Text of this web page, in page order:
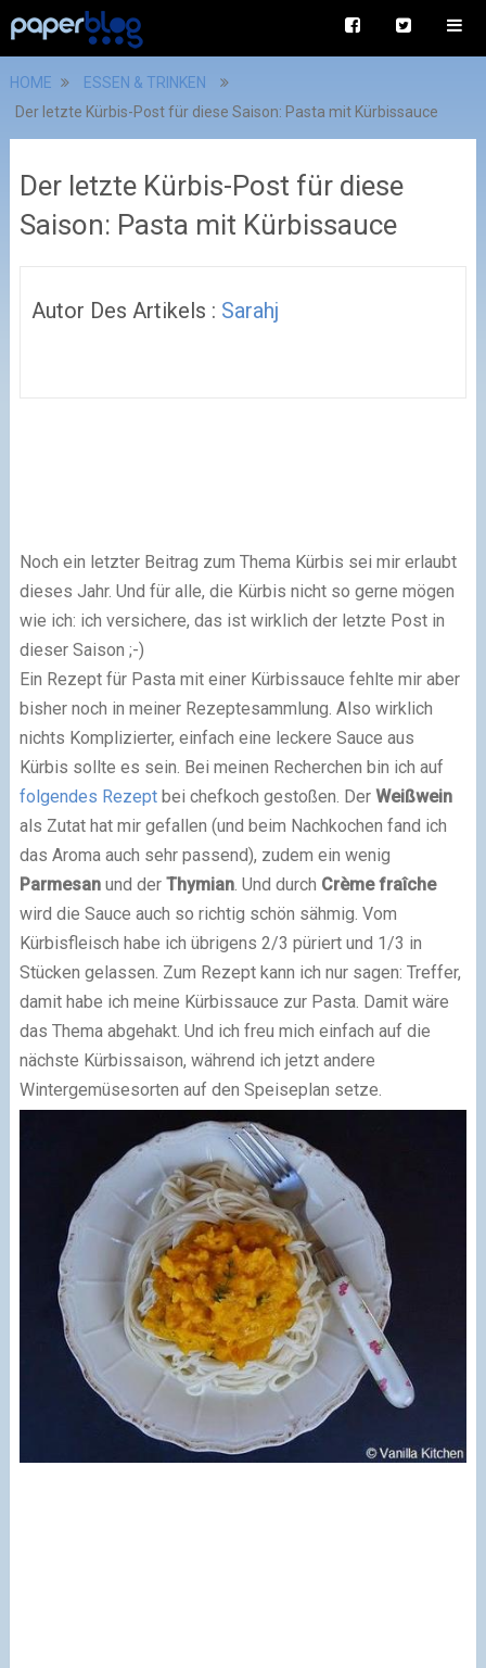
HOME
ESSEN & TRINKEN
Der letzte Kürbis-Post für diese Saison: Pasta mit Kürbissauce
Der letzte Kürbis-Post für diese
Saison: Pasta mit Kürbissauce
Autor Des Artikels : Sarahj
Noch ein letzter Beitrag zum Thema Kürbis sei mir erlaubt
dieses Jahr. Und für alle, die Kürbis nicht so gerne mögen
wie ich: ich versichere, das ist wirklich der letzte Post in
dieser Saison ;-)
Ein Rezept für Pasta mit einer Kürbissauce fehlte mir aber
bisher noch in meiner Rezeptesammlung. Also wirklich
nichts Komplizierter, einfach eine leckere Sauce aus
Kürbis sollte es sein. Bei meinen Recherchen bin ich auf
folgendes Rezeptbei chefkoch gestoßen. Der Weißwein
als Zutat hat mir gefallen (und beim Nachkochen fand ich
das Aroma auch sehr passend), zudem ein wenig
Parmesan und der Thymian. Und durch Crème fraîche
wird die Sauce auch so richtig schön sähmig. Vom
Kürbisfleisch habe ich übrigens 2/3 püriert und 1/3 in
Stücken gelassen. Zum Rezept kann ich nur sagen: Treffer,
damit habe ich meine Kürbissauce zur Pasta. Damit wäre
das Thema abgehakt. Und ich freu mich einfach auf die
nächste Kürbissaison, während ich jetzt andere
Wintergemüsesorten auf den Speiseplan setze.